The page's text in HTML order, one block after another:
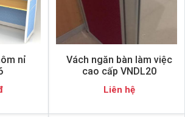
nỉ
Vách ngăn bàn làm việc
cao cấp VNDL20
Liên hệ